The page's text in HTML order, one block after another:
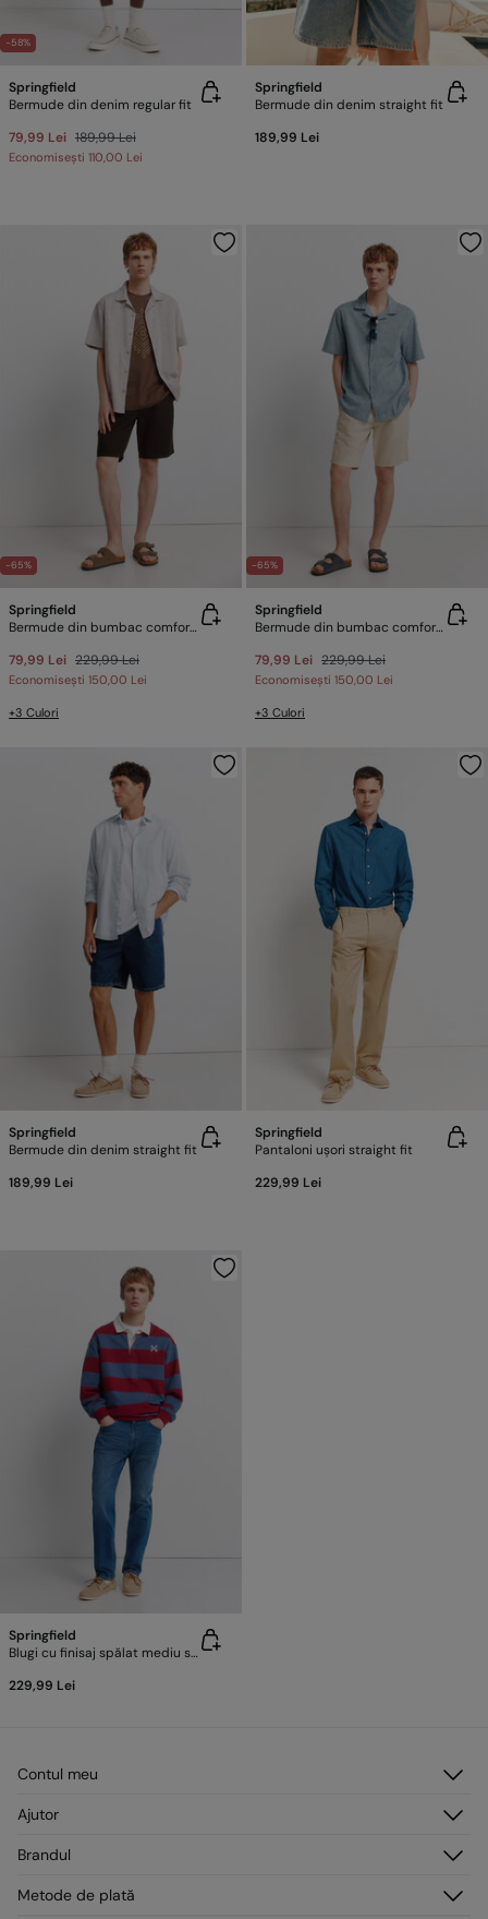
-58%
Springfield
Bermude din denim regular fit
79,99 Lei 189,99 Lei
Economisești 110,00 Lei
Springfield
Bermude din denim straight fit
189,99 Lei
-65%
Springfield
Bermude din bumbac comfort fit
79,99 Lei 229,99 Lei
Economisești 150,00 Lei
+3 Culori
-65%
Springfield
Bermude din bumbac comfort fit
79,99 Lei 229,99 Lei
Economisești 150,00 Lei
+3 Culori
Springfield
Bermude din denim straight fit
189,99 Lei
Springfield
Pantaloni ușori straight fit
229,99 Lei
Springfield
Blugi cu finisaj spălat mediu slim fit
229,99 Lei
Contul meu
Înregistrare
Adresele mele
Ajutor
Livrare
Brandul
Metode de plată